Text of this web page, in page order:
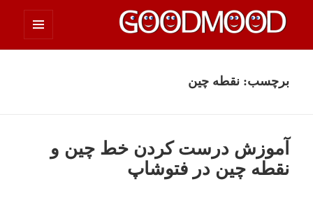
چیزای خووب مووب
برچسب:نقطه چین
آموزش درست کردن خط چین و
نقطه چین در فتوشاپ